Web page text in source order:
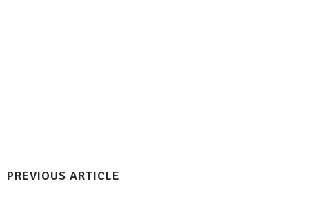
PREVIOUS ARTICLE